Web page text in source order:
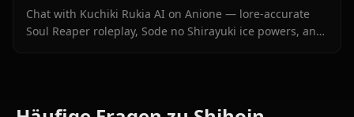
Chat with Kuchiki Rukia AI on Anione — lore-accurate
Soul Reaper roleplay, Sode no Shirayuki ice powers, and